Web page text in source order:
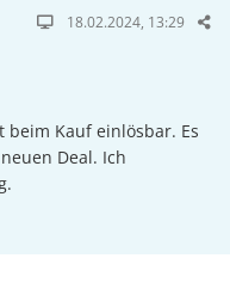
18.02.2024, 13:29
beim Kauf einlösbar. Es
Deal. Ich